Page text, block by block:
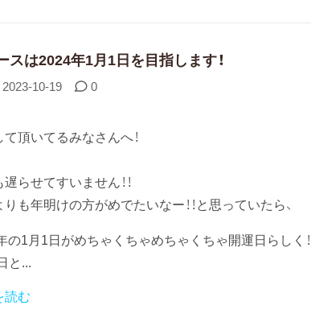
スは2024年1月1日を目指します！
2023-10-19 0
頂いてるみなさんへ！
らせてすいません！！
も年明けの方がめでたいなー！！と思っていたら、
の1月1日がめちゃくちゃめちゃくちゃ開運日らしく！
と...
読む